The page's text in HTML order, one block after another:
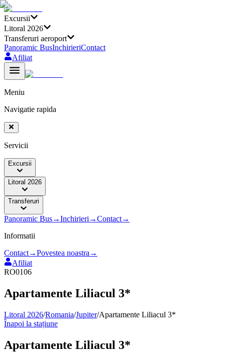
Excursii
Litoral 2026
Transferuri aeroport
Panoramic BusInchirieriContact
Afiliat
Meniu
Navigatie rapida
Servicii
Excursii
Litoral 2026
Transferuri
Panoramic Bus→Inchirieri →Contact→
Informatii
Contact→Povestea noastra →
Afiliat
RO0106
Apartamente Liliacul 3*
Litoral 2026/Romania/Jupiter/Apartamente Liliacul 3*
Înapoi la stațiune
Apartamente Liliacul 3*